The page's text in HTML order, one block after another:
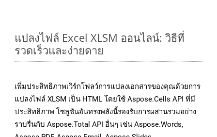
แปลงไฟล์ Excel XLSM ออนไลน์: วิธีที่
รวดเร็วและง่ายดาย
เพิ่มประสิทธิภาพเวิร์กโฟลว์การแปลงเอกสารของคุณด้วยการ
แปลงไฟล์ XLSM เป็น HTML โดยใช้ Aspose.Cells API ที่มี
ประสิทธิภาพ โซลูชันอันทรงพลังนี้รองรับการผสานรวมอย่าง
ราบรื่นกับ Aspose.Total API อื่นๆ เช่น Aspose.Words,